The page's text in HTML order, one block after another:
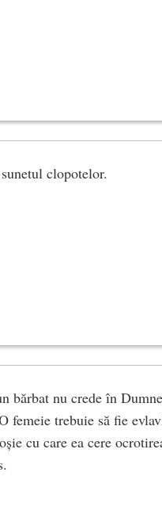
clopotelor.
bărbat nu crede în
trebuie să fie
cu care ea cere